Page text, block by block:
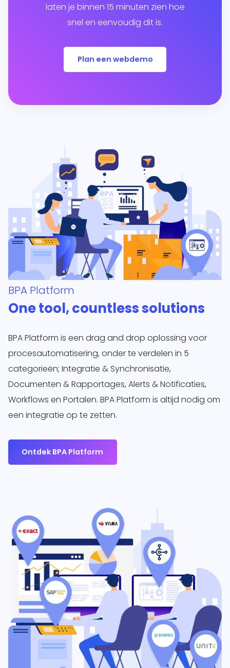
laten je binnen 15 minuten zien hoe
snel en eenvoudig dit is.
Plan een webdemo
BPA Platform
One tool, countless solutions
BPA Platform is een drag and drop oplossing voor
procesautomatisering, onder te verdelen in 5
categorieën; Integratie & Synchronisatie,
Documenten & Rapportages, Alerts & Notificaties,
Workflows en Portalen. BPA Platform is altijd nodig om
een integratie op te zetten.
Ontdek BPA Platform